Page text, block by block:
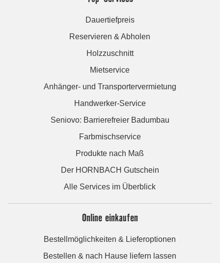
Dauertiefpreis
Reservieren & Abholen
Holzzuschnitt
Mietservice
Anhänger- und Transportervermietung
Handwerker-Service
Seniovo: Barrierefreier Badumbau
Farbmischservice
Produkte nach Maß
Der HORNBACH Gutschein
Alle Services im Überblick
Online einkaufen
Bestellmöglichkeiten & Lieferoptionen
Bestellen & nach Hause liefern lassen